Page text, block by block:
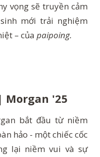
vọng sẽ truyền cảm
mới trải nghiệm
– của paipoing.
'25
bắt đầu từ niềm
hảo - một chiếc cốc
lại niềm vui và sự